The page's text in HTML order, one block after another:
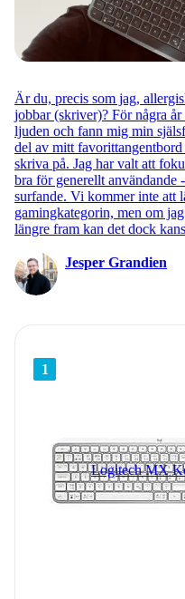
Är du, precis som jag,
jobbar (skriver)? För några
ljuden och fann mig min
del av mitt
skriva på. Jag har valt att
bra för generellt användande
surfande. Vi kommer inte att
gamingkategorin, men om
längre fram kan det dock
Jesper Grandien
1
Logitech MX